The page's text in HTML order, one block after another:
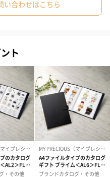
な高級感は、特別なギフトに
ちら
パッケージでのお届けなの
タログギフトを探している方
#夫 #女性 #男性
い合わせはこちら
ト